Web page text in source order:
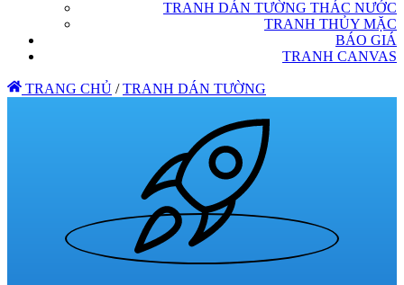
TRANH DÁN TƯỜNG THÁC NƯỚC
TRANH THỦY MẶC
BÁO GIÁ
TRANH CANVAS
TRANG CHỦ / TRANH DÁN TƯỜNG